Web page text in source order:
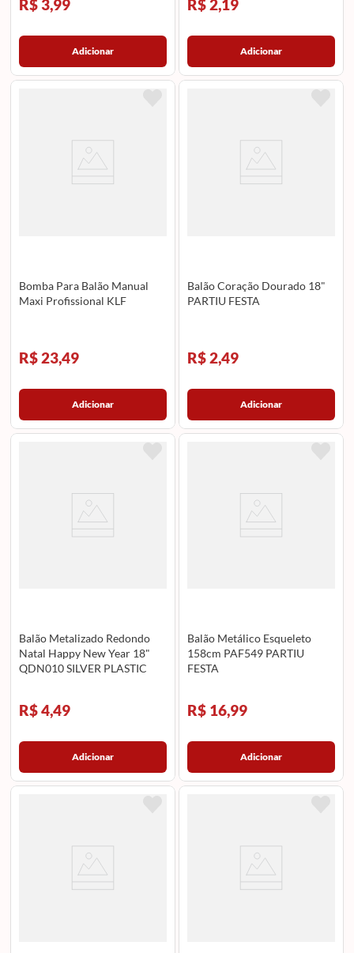
R$ 3,99
Adicionar
R$ 2,19
Adicionar
Bomba Para Balão Manual
Maxi Profissional KLF
R$ 23,49
Adicionar
Balão Coração Dourado 18"
PARTIU FESTA
R$ 2,49
Adicionar
Balão Metalizado Redondo
Natal Happy New Year 18"
QDN010 SILVER PLASTIC
R$ 4,49
Adicionar
Balão Metálico Esqueleto
158cm PAF549 PARTIU
FESTA
R$ 16,99
Adicionar